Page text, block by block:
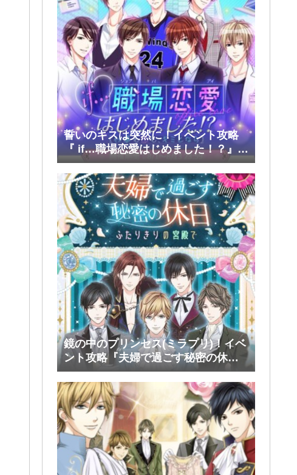
誓いのキスは突然に！イベント攻略
『 if…職場恋愛はじめました！？』前
半(大和・レン・環・蒼太)
鏡の中のプリンセス(ミラプリ)！イベ
ント攻略『夫婦で過ごす秘密の休
日』前半(シミアン・ルスラン・タカ)